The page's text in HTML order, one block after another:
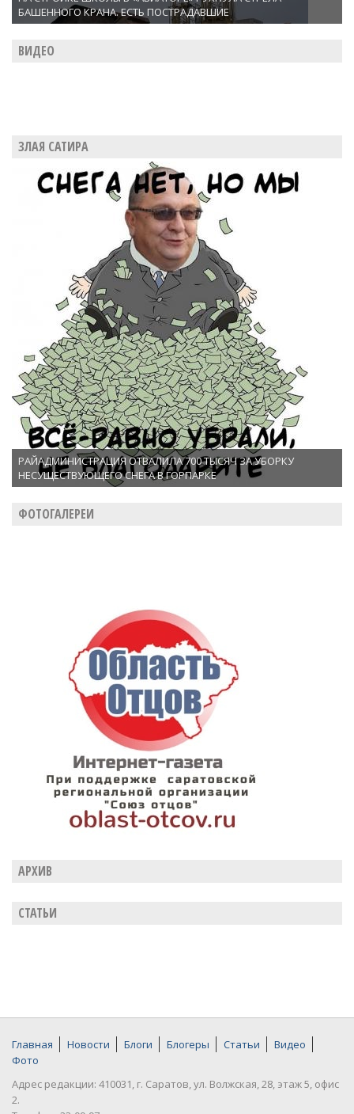
БАШЕННОГО КРАНА. ЕСТЬ ПОСТРАДАВШИЕ
ВИДЕО
ЗЛАЯ САТИРА
РАЙАДМИНИСТРАЦИЯ ОТВАЛИЛА 700 ТЫСЯЧ ЗА УБОРКУ
НЕСУЩЕСТВУЮЩЕГО СНЕГА В ГОРПАРКЕ
ФОТОГАЛЕРЕИ
АРХИВ
СТАТЬИ
Главная Новости Блоги Блогеры Статьи
Видео
Фото
Адрес редакции: 410031, г. Саратов, ул. Волжская, 28, этаж 5, офис
2.